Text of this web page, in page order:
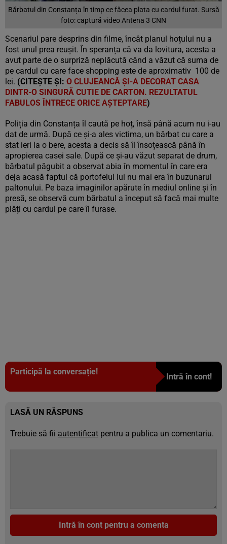
Bărbatul din Constanța în timp ce făcea plata cu cardul furat. Sursă
foto: captură video Antena 3 CNN
Scenariul pare desprins din filme, încât planul hoțului nu a
fost unul prea reușit. În speranța că va da lovitura, acesta a
avut parte de o surpriză neplăcută când a văzut că suma de
pe cardul cu care face shopping este de aproximativ 100 de
lei. (CITEȘTE ȘI: O CLUJEANCĂ ȘI-A DECORAT CASA
DINTR-O SINGURĂ CUTIE DE CARTON. REZULTATUL
FABULOS ÎNTRECE ORICE AȘTEPTARE)
Poliția din Constanța îl caută pe hoț, însă până acum nu i-au
dat de urmă. După ce și-a ales victima, un bărbat cu care a
stat ieri la o bere, acesta a decis să îl însoțească până în
apropierea casei sale. După ce și-au văzut separat de drum,
bărbatul păgubit a observat abia în momentul în care era
deja acasă faptul că portofelul lui nu mai era în buzunarul
paltonului. Pe baza imaginilor apărute în mediul online și în
presă, se observă cum bărbatul a început să facă mai multe
plăți cu cardul pe care îl furase.
Participă la conversație!
Intră în cont!
LASĂ UN RĂSPUNS
Trebuie să fii autentificat pentru a publica un comentariu.
Intră în cont pentru a comenta